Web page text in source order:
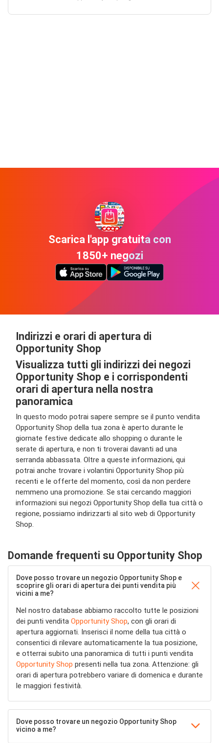
Scarica l'app gratuita con
1850+ negozi
Indirizzi e orari di apertura di
Opportunity Shop
Visualizza tutti gli indirizzi dei negozi
Opportunity Shop e i corrispondenti
orari di apertura nella nostra
panoramica
In questo modo potrai sapere sempre se il punto vendita
Opportunity Shop della tua zona è aperto durante le
giornate festive dedicate allo shopping o durante le
serate di apertura, e non ti troverai davanti ad una
serranda abbassata. Oltre a queste informazioni, qui
potrai anche trovare i volantini Opportunity Shop più
recenti e le offerte del momento, così da non perdere
nemmeno una promozione. Se stai cercando maggiori
informazioni sui negozi Opportunity Shop della tua città o
regione, possiamo indirizzarti al sito web di Opportunity
Shop.
Domande frequenti su Opportunity Shop
Dove posso trovare un negozio Opportunity Shop e
scoprire gli orari di apertura dei punti vendita più
vicini a me?
Nel nostro database abbiamo raccolto tutte le posizioni
dei punti vendita Opportunity Shop, con gli orari di
apertura aggiornati. Inserisci il nome della tua città o
consentici di rilevare automaticamente la tua posizione,
e otterrai subito una panoramica di tutti i punti vendita
Opportunity Shop presenti nella tua zona. Attenzione: gli
orari di apertura potrebbero variare di domenica e durante
le maggiori festività.
Dove posso trovare un negozio Opportunity Shop
vicino a me?